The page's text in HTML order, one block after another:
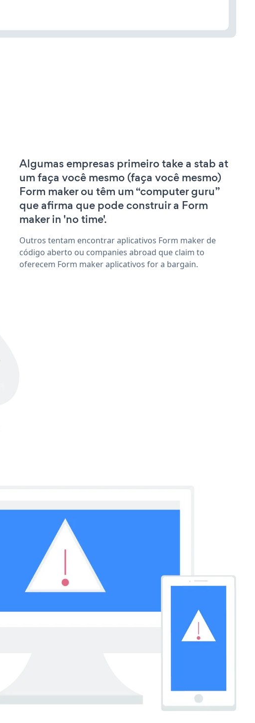
Algumas empresas primeiro take a stab at
um faça você mesmo (faça você mesmo)
Form maker ou têm um “computer guru”
que afirma que pode construir a Form
maker in 'no time'.
Outros tentam encontrar aplicativos Form maker de
código aberto ou companies abroad que claim to
oferecem Form maker aplicativos for a bargain.